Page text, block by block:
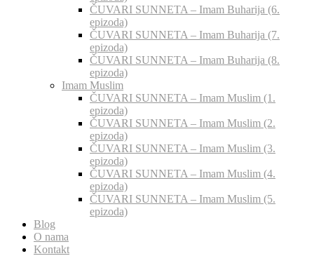
ČUVARI SUNNETA – Imam Buharija (6.
epizoda)
ČUVARI SUNNETA – Imam Buharija (7.
epizoda)
ČUVARI SUNNETA – Imam Buharija (8.
epizoda)
Imam Muslim
ČUVARI SUNNETA – Imam Muslim (1.
epizoda)
ČUVARI SUNNETA – Imam Muslim (2.
epizoda)
ČUVARI SUNNETA – Imam Muslim (3.
epizoda)
ČUVARI SUNNETA – Imam Muslim (4.
epizoda)
ČUVARI SUNNETA – Imam Muslim (5.
epizoda)
Blog
O nama
Kontakt